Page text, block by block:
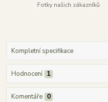
Fotky našich zákazníků
Kompletní specifikace
Hodnocení 1
Komentáře 0